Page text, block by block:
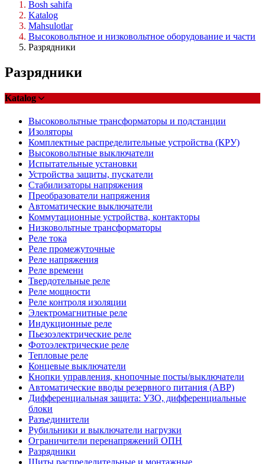
Bosh sahifa
Katalog
Mahsulotlar
Высоковольтное и низковольтное оборудование и части
Разрядники
Разрядники
Katalog
Высоковольтные трансформаторы и подстанции
Изоляторы
Комплектные распределительные устройства (КРУ)
Высоковольтные выключатели
Испытательные установки
Устройства защиты, пускатели
Стабилизаторы напряжения
Преобразователи напряжения
Автоматические выключатели
Коммутационные устройства, контакторы
Низковольтные трансформаторы
Реле тока
Реле промежуточные
Реле напряжения
Реле времени
Твердотельные реле
Реле мощности
Реле контроля изоляции
Электромагнитные реле
Индукционные реле
Пьезоэлектрические реле
Фотоэлектрические реле
Тепловые реле
Концевые выключатели
Кнопки управления, кнопочные посты/выключатели
Автоматические вводы резервного питания (АВР)
Дифференциальная защита: УЗО, дифференциальные
блоки
Разъединители
Рубильники и выключатели нагрузки
Ограничители перенапряжений ОПН
Разрядники